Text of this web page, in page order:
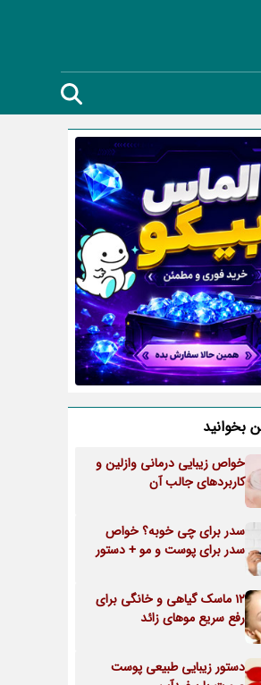
بخوانید
خواص زیبایی درمانی وازلین و
کاربردهای جالب آن
سدر برای چی خوبه؟ خواص
سدر برای پوست و مو + دستور
12 ماسک گیاهی و خانگی برای
رفع سریع موهای زائد
دستور زیبایی طبیعی پوست